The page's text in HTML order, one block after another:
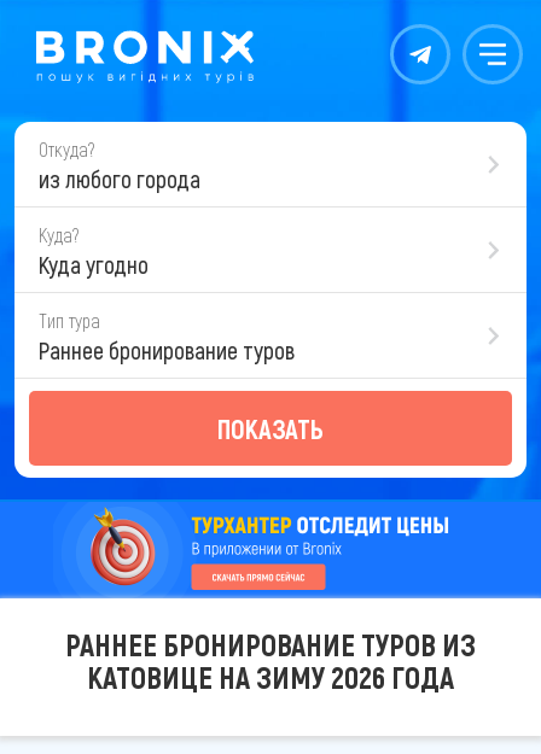
Контакты Меню
Откуда?
из любого города
Куда?
Куда угодно
Тип тура
Раннее бронирование туров
ПОКАЗАТЬ
РАННЕЕ БРОНИРОВАНИЕ ТУРОВ ИЗ
КАТОВИЦЕ НА ЗИМУ 2026 ГОДА